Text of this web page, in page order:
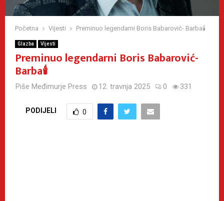
Početna Vijesti Preminuo legendarni Boris Babarović- Barba🕯
Glazba Vijesti
Preminuo legendarni Boris Babarović-
Barba🕯
Piše Međimurje Press 12. travnja 2025 0 331
PODIJELI 0